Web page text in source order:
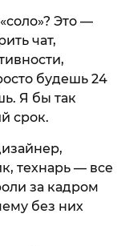
Это —
чат,
будешь 24
Я бы так
срок.
технарь — все
за кадром
без них